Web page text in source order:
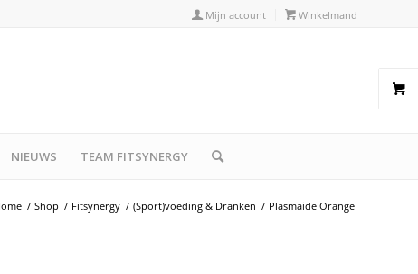
Mijn account Winkelmand
NIEUWS TEAM FITSYNERGY
/ Shop / Fitsynergy / (Sport)voeding & Dranken / Plasmaide Orange